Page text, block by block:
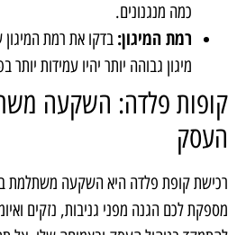
כמה מנגנונים.
רמת המיגון: בדקו את רמת
מיגון גבוהה יותר יהיו עמידות יותר
קופות פלדה: השקעה
העסק
רכישת קופת פלדה היא השקעה משתלמת
מספקת לכם הגנה מפני גניבות, נזקים